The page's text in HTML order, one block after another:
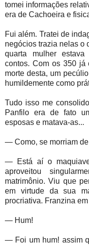
tomei informações
era de Cachoeira e
Fui além. Tratei de
negócios trazia nelas o
quarta mulher
contos. Com os 350 já
morte desta, um
humildemente como
Tudo isso me
Panfilo era de fato
esposas e matava-as...
— Como, se morriam
— Está aí o
aproveitou
matrimônio. Viu que
em virtude da sua
procriativa. Franzina
— Hum!
— Foi um hum! assim